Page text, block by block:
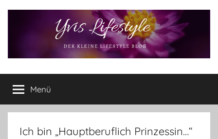
Yvis
Lifestyle
Lifestyle
Blog
–
Lifestyle,
Menü
Ich bin „Hauptberuflich Prinzessin…“